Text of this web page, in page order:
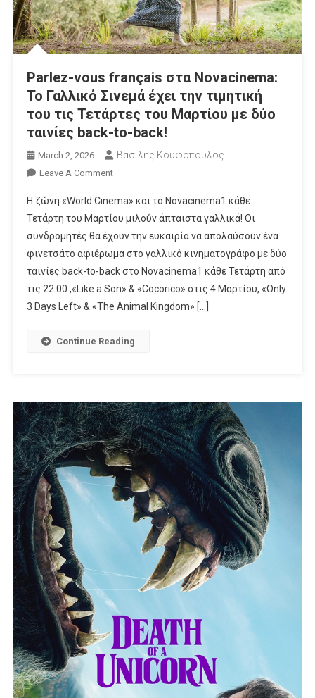
Και
Την
Οικογενειακή
Easterland!
Parlez-vous français στα Novacinema:
Το Γαλλικό Σινεμά έχει την τιμητική
του τις Τετάρτες του Μαρτίου με δύο
ταινίες back-to-back!
March 2, 2026 Βασίλης Κουφόπουλος
Leave A CommentOn
Vous
Français
Στα
Novacinema:
Το
Γαλλικό
Σινεμά
Του
Μαρτίου
Με
Δύο
Ταινίες
Back-
Η ζώνη «World Cinema» και το Novacinema1 κάθε
Τετάρτη του Μαρτίου μιλούν άπταιστα γαλλικά! Οι
συνδρομητές θα έχουν την ευκαιρία να απολαύσουν ένα
φινετσάτο αφιέρωμα στο γαλλικό κινηματογράφο με δύο
ταινίες back-to-back στο Novacinema1 κάθε Τετάρτη από
τις 22:00 ,«Like a Son» & «Cocorico» στις 4 Μαρτίου, «Only
3 Days Left» & «The Animal Kingdom» […]
Continue Reading